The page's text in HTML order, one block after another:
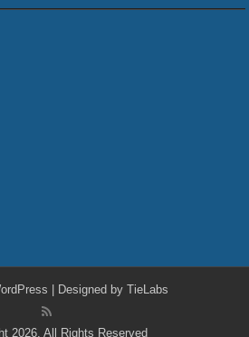
| Designed by TieLabs
2026, All Rights Reserved